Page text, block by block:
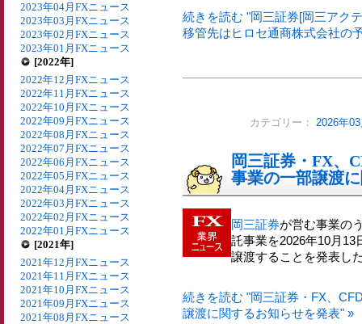
2023年04月FXニュース
2023年03月FXニュース
2023年02月FXニュース
2023年01月FXニュース
[2022年]
2022年12月FXニュース
2022年11月FXニュース
2022年10月FXニュース
2022年09月FXニュース
2022年08月FXニュース
2022年07月FXニュース
2022年06月FXニュース
2022年05月FXニュース
2022年04月FXニュース
2022年03月FXニュース
2022年02月FXニュース
2022年01月FXニュース
[2021年]
2021年12月FXニュース
2021年11月FXニュース
2021年10月FXニュース
2021年09月FXニュース
2021年08月FXニュース
続きを読む "岡三証券[岡三アク
移管先はヒロセ通商株式会社の
カテゴリー： 2026年
岡三証券・FX、
事業の一部譲渡
岡三証券が営む事業の
託事業を2026年10月
譲渡することを発表し
続きを読む "岡三証券・FX、
譲渡に関するお知らせを発表" »